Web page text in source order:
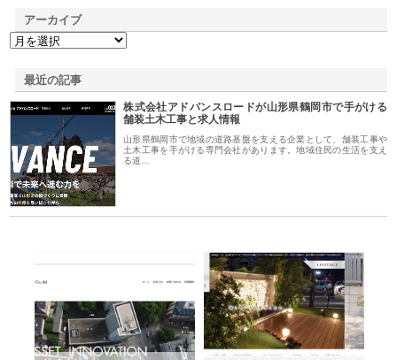
アーカイブ
最近の記事
株式会社アドバンスロードが山形県鶴岡市で手がける
舗装土木工事と求人情報
山形県鶴岡市で地域の道路基盤を支える企業として、舗装工事や
土木工事を手がける専門会社があります。地域住民の生活を支え
る道…